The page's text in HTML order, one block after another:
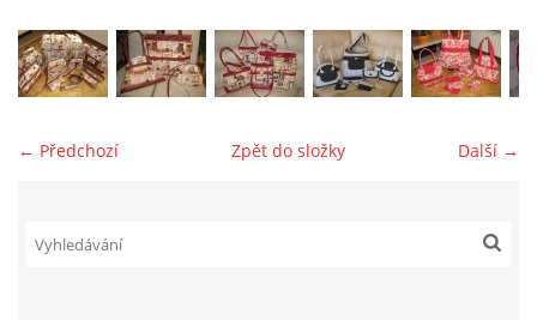
© 2025 eStránky.cz
← Předchozí Další →
Zpět do složky